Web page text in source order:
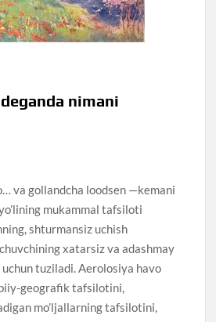
deganda nimani
va gollandcha loodsen —kemani
mukammal tafsiloti
shturmansiz uchish
xatarsiz va adashmay
uchun tuziladi. Aerolosiya havo
geografik tafsilotini,
mo’ljallarning tafsilotini,